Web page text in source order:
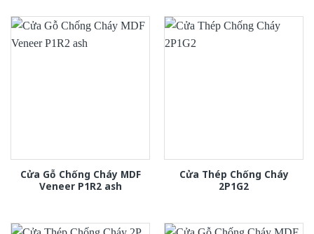
Cửa Gỗ Chống Cháy MDF
Veneer P1R2 ash
Cửa Thép Chống Cháy
2P1G2